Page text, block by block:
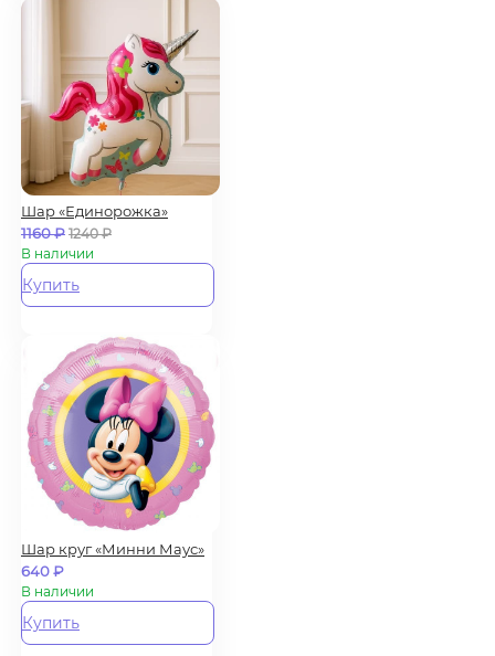
Шар «Единорожка»
1160₽ 1240₽
В наличии
Купить
Шар круг «Минни Маус»
640₽
В наличии
Купить